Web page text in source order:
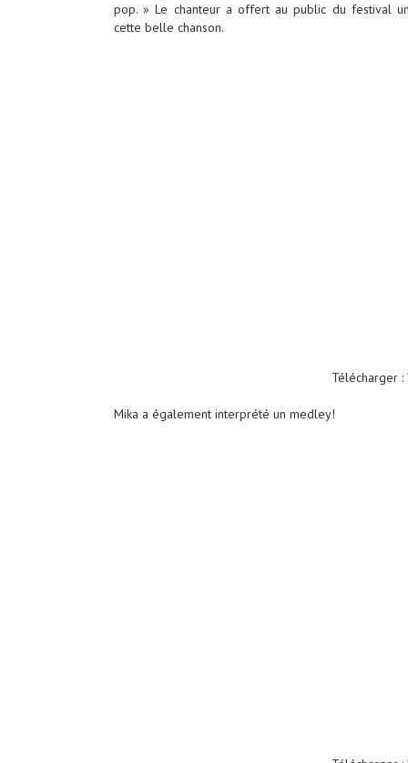
pop. » Le chan­teur a offert au public du festi­val
cette belle chan­son.
Télécharger :
Mika a également interprété un medley!